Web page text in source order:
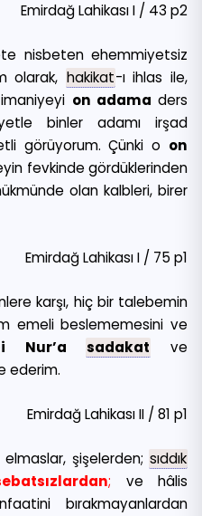
Emirdağ Lahikası I / 43 p2
nisbeten ehemmiyetsiz
olarak, hakikat-ı ihlas ile,
on adamaders
binler adamı irşad
görüyorum. Çünki o on
fevkinde gördüklerinden
olan kalbleri, birer
Emirdağ Lahikası I / 75 p1
karşı, hiç bir talebemin
emeli beslememesini ve
i Nur’a sadakat ve
ederim.
Emirdağ Lahikası II / 81 p1
şişelerden; sıddık
; ve hâlis
bırakmayanlardan